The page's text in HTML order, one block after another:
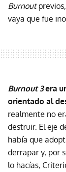
Burnout
vaya que fue
Burnout 3era
orientado al
realmente no
destruir. El eje
había que
derrapar y, por
lo hacías,